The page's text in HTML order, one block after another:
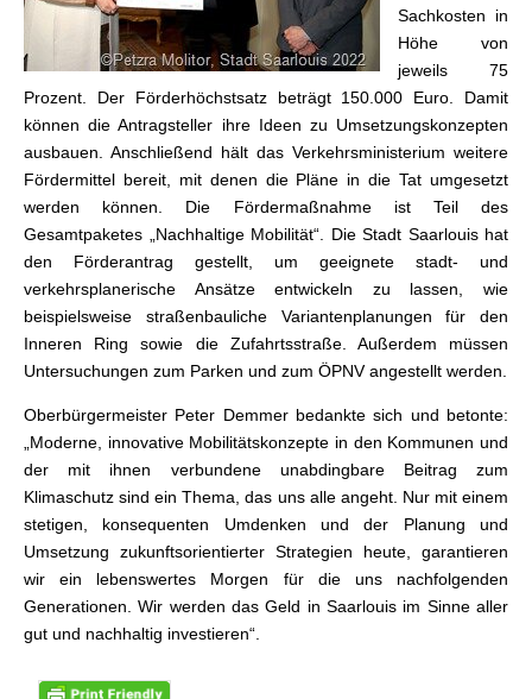
Sachkosten in
Höhe von
jeweils 75
Prozent. Der Förderhöchstsatz beträgt 150.000 Euro. Damit
können die Antragsteller ihre Ideen zu Umsetzungskonzepten
ausbauen. Anschließend hält das Verkehrsministerium weitere
Fördermittel bereit, mit denen die Pläne in die Tat umgesetzt
werden können. Die Fördermaßnahme ist Teil des
Gesamtpaketes „Nachhaltige Mobilität“. Die Stadt Saarlouis hat
den Förderantrag gestellt, um geeignete stadt- und
verkehrsplanerische Ansätze entwickeln zu lassen, wie
beispielsweise straßenbauliche Variantenplanungen für den
Inneren Ring sowie die Zufahrtsstraße. Außerdem müssen
Untersuchungen zum Parken und zum ÖPNV angestellt werden.
Oberbürgermeister Peter Demmer bedankte sich und betonte:
„Moderne, innovative Mobilitätskonzepte in den Kommunen und
der mit ihnen verbundene unabdingbare Beitrag zum
Klimaschutz sind ein Thema, das uns alle angeht. Nur mit einem
stetigen, konsequenten Umdenken und der Planung und
Umsetzung zukunftsorientierter Strategien heute, garantieren
wir ein lebenswertes Morgen für die uns nachfolgenden
Generationen. Wir werden das Geld in Saarlouis im Sinne aller
gut und nachhaltig investieren“.